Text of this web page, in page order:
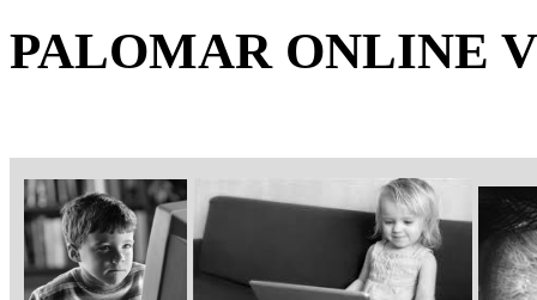
PALOMAR ONLINE